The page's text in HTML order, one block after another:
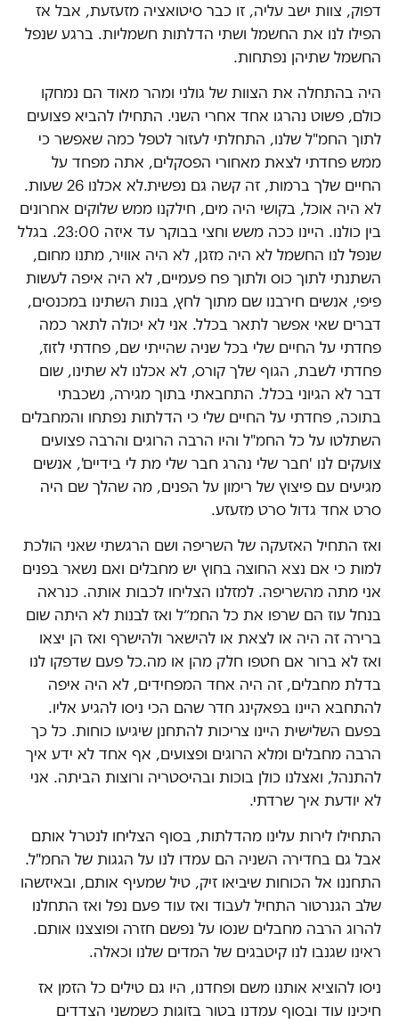
דפוק, צוות ישב עליה, זו כבר סיטואציה מזעזעת, אבל אז
הפילו לנו את החשמל ושתי הדלתות חשמליות. ברגע שנפל
החשמל שתיהן נפתחות.
היה בהתחלה את הצוות של גולני ומהר מאוד הם נמחקו
כולם, פשוט נהרגו אחד אחרי השני. התחילו להביא פצועים
לתוך החמ"ל שלנו, התחלתי לעזור לטפל כמה שאפשר כי
ממש פחדתי לצאת מאחורי הפסקלים, אתה מפחד על
החיים שלך ברמות, זה קשה גם נפשית.לא אכלנו 26 שעות.
לא היה אוכל, בקושי היה מים, חילקנו ממש שלוקים אחרונים
בין כולנו. היינו ככה משש וחצי בבוקר עד איזה 23:00. בגלל
שנפל לנו החשמל לא היה מזגן, לא היה אוויר, מתנו מחום,
השתנתי לתוך כוס ולתוך פח פעמיים, לא היה איפה לעשות
פיפי, אנשים חירבנו שם מתוך לחץ, בנות השתינו במכנסים,
דברים שאי אפשר לתאר בכלל. אני לא יכולה לתאר כמה
פחדתי על החיים שלי בכל שניה שהייתי שם, פחדתי לזוז,
פחדתי לשבת, הגוף שלך קורס, לא אכלנו לא שתינו, שום
דבר לא הגיוני בכלל. התחבאתי בתוך מגירה, נשכבתי
בתוכה, פחדתי על החיים שלי כי הדלתות נפתחו והמחבלים
השתלטו על כל החמ"ל והיו הרבה הרוגים והרבה פצועים
צועקים לנו 'חבר שלי נהרג חבר שלי מת לי בידיים', אנשים
מגיעים עם פיצוץ של רימון על הפנים, מה שהלך שם היה
סרט אחד גדול סרט מזעזע.
ואז התחיל האזעקה של השריפה ושם הרגשתי שאני הולכת
למות כי אם נצא החוצה בחוץ יש מחבלים ואם נשאר בפנים
אני מתה מהשריפה. למזלנו הצליחו לכבות אותה. כנראה
בנחל עוז הם שרפו את כל החמ״ל ואז לבנות לא היתה שום
ברירה זה היה או לצאת או להישאר ולהישרף ואז הן יצאו
ואז לא ברור אם חטפו חלק מהן או מה.כל פעם שדפקו לנו
בדלת מחבלים, זה היה אחד המפחידים, לא היה איפה
להתחבא היינו בפאקינג חדר שהם הכי ניסו להגיע אליו.
בפעם השלישית היינו צריכות להתחנן שיגיעו כוחות. כל כך
הרבה מחבלים ומלא הרוגים ופצועים, אף אחד לא ידע איך
להתנהל, ואצלנו כולן בוכות ובהיסטריה ורוצות הביתה. אני
לא יודעת איך שרדתי.
התחילו לירות עלינו מהדלתות, בסוף הצליחו לנטרל אותם
אבל גם בחדירה השניה הם עמדו לנו על הגגות של החמ"ל.
התחננו אל הכוחות שיביאו זיק, טיל שמעיף אותם, ובאיזשהו
שלב הגנרטור התחיל לעבוד ואז עוד פעם נפל ואז התחלנו
להרוג הרבה מחבלים שנסו על נפשם חזרה ופוצצנו אותם.
ראינו שגנבו לנו קיטבגים של המדים שלנו וכאלה.
ניסו להוציא אותנו משם ופחדנו, היו גם טילים כל הזמן אז
חיכינו עוד ובסוף עמדנו בטור בזוגות כשמשני הצדדים